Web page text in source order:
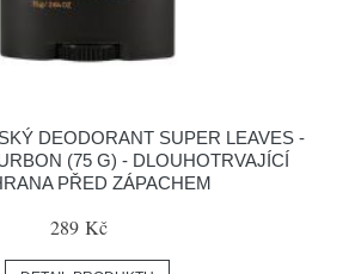
DEODORANT SUPER LEAVES -
(75 G) - DLOUHOTRVAJÍCÍ
PŘED ZÁPACHEM
289 Kč